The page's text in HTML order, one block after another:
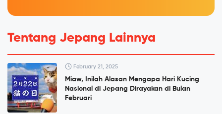
Tentang Jepang Lainnya
February 21, 2025
Miaw, Inilah Alasan Mengapa Hari Kucing
Nasional di Jepang Dirayakan di Bulan
Februari